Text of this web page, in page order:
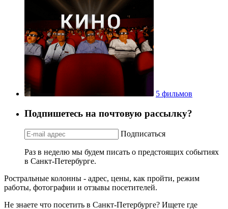
5 фильмов
Подпишетесь на почтовую рассылку?
Подписаться
Раз в неделю мы будем писать о предстоящих событиях
в Санкт-Петербурге.
Ростральные колонны - адрес, цены, как пройти, режим
работы, фотографии и отзывы посетителей.
Не знаете что посетить в Санкт-Петербурге? Ищете где